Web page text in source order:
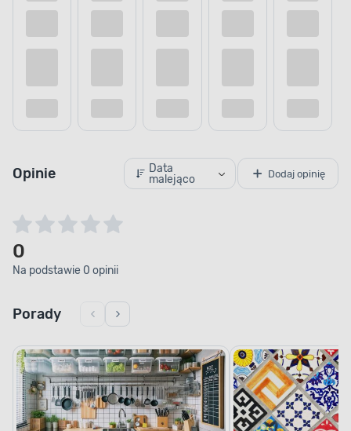
Opinie
Data
malejąco
Dodaj opinię
0
Na podstawie 0 opinii
Porady